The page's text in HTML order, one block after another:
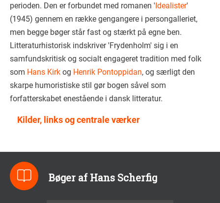
perioden. Den er forbundet med romanen 'Idealister'
(1945) gennem en række gengangere i persongalleriet,
men begge bøger står fast og stærkt på egne ben.
Litteraturhistorisk indskriver 'Frydenholm' sig i en
samfundskritisk og socialt engageret tradition med folk
som Hans Kirk og Henrik Pontoppidan, og særligt den
skarpe humoristiske stil gør bogen såvel som
forfatterskabet enestående i dansk litteratur.
Kilder, links og centrale værker
Bøger af Hans Scherfig